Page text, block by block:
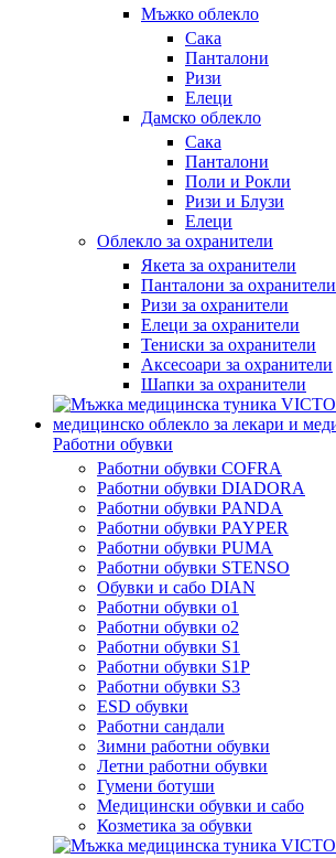
Мъжко облекло
Сака
Панталони
Ризи
Елеци
Дамско облекло
Сака
Панталони
Поли и Рокли
Ризи и Блузи
Елеци
Облекло за охранители
Якета за охранители
Панталони за охранители
Ризи за охранители
Елеци за охранители
Тениски за охранители
Аксесоари за охранители
Шапки за охранители
Работни обувки
Работни обувки COFRA
Работни обувки DIADORA
Работни обувки PANDA
Работни обувки PAYPER
Работни обувки PUMA
Работни обувки STENSO
Обувки и сабо DIAN
Работни обувки o1
Работни обувки o2
Работни обувки S1
Работни обувки S1P
Работни обувки S3
ESD обувки
Работни сандали
Зимни работни обувки
Летни работни обувки
Гумени ботуши
Медицински обувки и сабо
Козметика за обувки